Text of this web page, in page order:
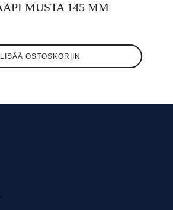
MUSTA 145 MM
LISÄÄ OSTOSKORIIN